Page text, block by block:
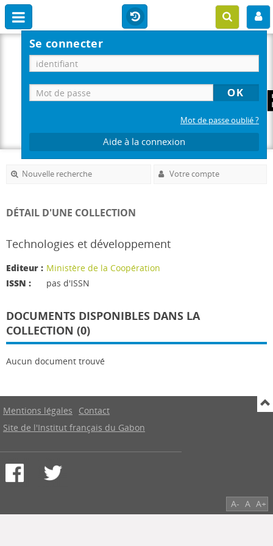
Se connecter
Mot de passe oublié ?
Aide à la connexion
Nouvelle recherche Votre compte
DÉTAIL D'UNE COLLECTION
Technologies et développement
Editeur : Ministère de la Coopération
ISSN :
pas d'ISSN
DOCUMENTS DISPONIBLES DANS LA
COLLECTION (0)
Aucun document trouvé
Mentions légales
Contact
Site de l'Institut français du Gabon
A- A A+